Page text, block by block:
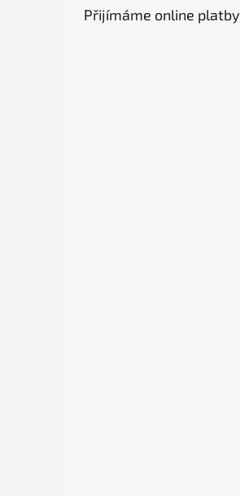
Přijímáme online platby